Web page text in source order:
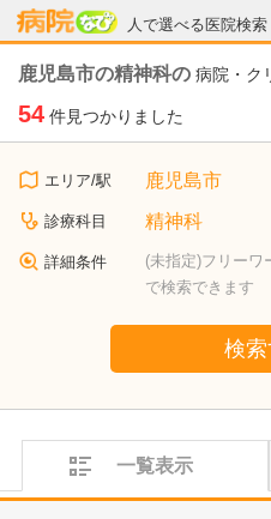
人で選べる医院検索
病院なび
鹿児島市の精神科の 病院・ク
54 件見つかりました
エリア/駅 鹿児島市
診療科目 精神科
詳細条件
(未指定)フリーワ
で検索できます
検索
一覧表示